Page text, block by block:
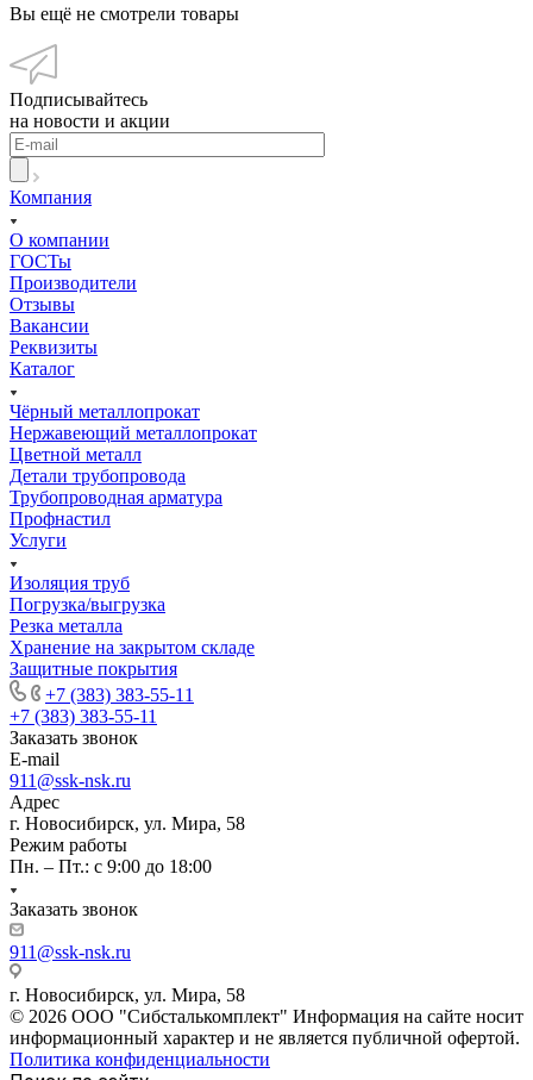
Вы ещё не смотрели товары
Подписывайтесь
на новости и акции
Компания
О компании
ГОСТы
Производители
Отзывы
Вакансии
Реквизиты
Каталог
Чёрный металлопрокат
Нержавеющий металлопрокат
Цветной металл
Детали трубопровода
Трубопроводная арматура
Профнастил
Услуги
Изоляция труб
Погрузка/выгрузка
Резка металла
Хранение на закрытом складе
Защитные покрытия
+7 (383) 383-55-11
+7 (383) 383-55-11
Заказать звонок
E-mail
911@ssk-nsk.ru
Адрес
г. Новосибирск, ул. Мира, 58
Режим работы
Пн. – Пт.: с 9:00 до 18:00
Заказать звонок
911@ssk-nsk.ru
г. Новосибирск, ул. Мира, 58
© 2026 ООО "Сибсталькомплект" Информация на сайте носит
информационный характер и не является публичной офертой.
Политика конфиденциальности